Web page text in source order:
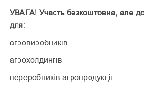
УВАГА! Участь безкоштовна, але
для:
агровиробників
агрохолдингів
переробників агропродукції